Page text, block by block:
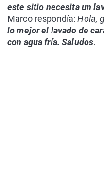
este sitio necesita un
Marco respondía:Hola,
lo mejor el lavado de
con agua fría. Saludos.